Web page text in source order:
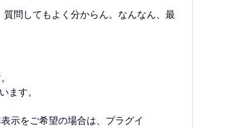
問してもよく分からん。なんなん、最
ます。
示をご希望の場合は、プラグイ